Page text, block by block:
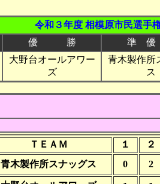
令和３年度 相模原市民選手
優 勝 準 優
大野台オールアワー
ズ
青木製作所
ス
ＴＥＡＭ １ ２
青木製作所スナッグス
0 2